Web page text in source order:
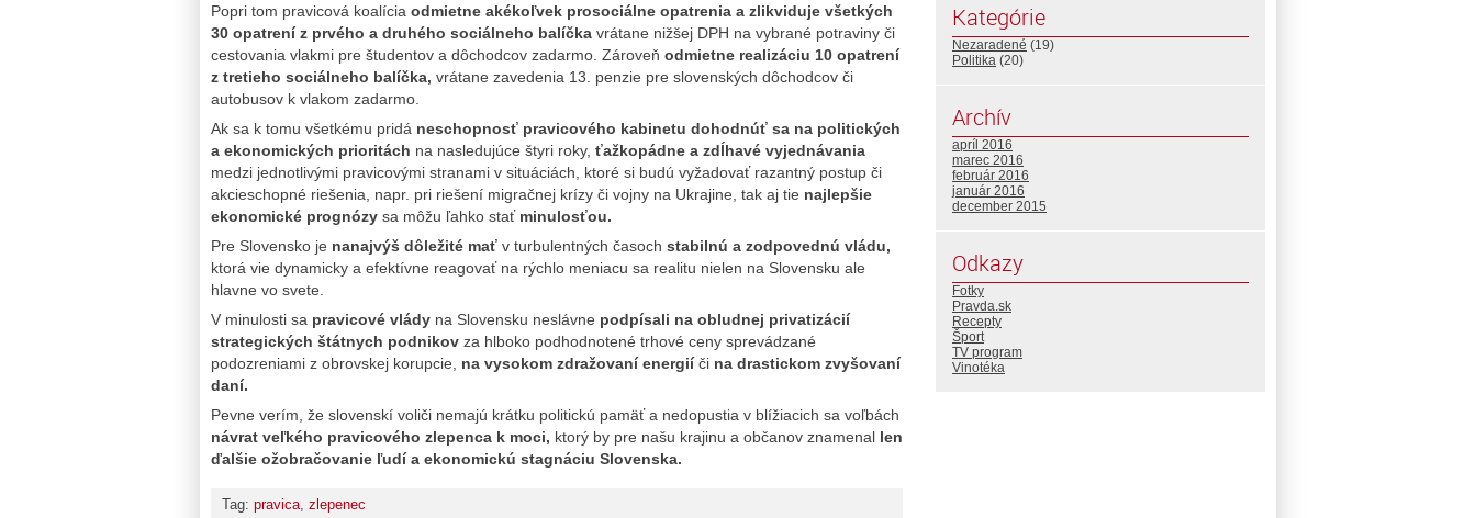
Popri tom pravicová koalícia odmietne akékoľvek prosociálne opatrenia a zlikviduje všetkých
30 opatrení z prvého a druhého sociálneho balíčka vrátane nižšej DPH na vybrané potraviny či
cestovania vlakmi pre študentov a dôchodcov zadarmo. Zároveň odmietne realizáciu 10 opatrení
z tretieho sociálneho balíčka, vrátane zavedenia 13. penzie pre slovenských dôchodcov či
autobusov k vlakom zadarmo.
Ak sa k tomu všetkému pridá neschopnosť pravicového kabinetu dohodnúť sa na politických
a ekonomických prioritách na nasledujúce štyri roky, ťažkopádne a zdĺhavé vyjednávania
medzi jednotlivými pravicovými stranami v situáciách, ktoré si budú vyžadovať razantný postup či
akcieschopné riešenia, napr. pri riešení migračnej krízy či vojny na Ukrajine, tak aj tie najlepšie
ekonomické prognózy sa môžu ľahko stať minulosťou.
Pre Slovensko je nanajvýš dôležité mať v turbulentných časoch stabilnú a zodpovednú vládu,
ktorá vie dynamicky a efektívne reagovať na rýchlo meniacu sa realitu nielen na Slovensku ale
hlavne vo svete.
V minulosti sa pravicové vlády na Slovensku neslávne podpísali na obludnej privatizácií
strategických štátnych podnikov za hlboko podhodnotené trhové ceny sprevádzané
podozreniami z obrovskej korupcie, na vysokom zdražovaní energiíči na drastickom zvyšovaní
daní.
Pevne verím, že slovenskí voliči nemajú krátku politickú pamäť a nedopustia v blížiacich sa voľbách
návrat veľkého pravicového zlepenca k moci, ktorý by pre našu krajinu a občanov znamenal len
ďalšie ožobračovanie ľudí a ekonomickú stagnáciu Slovenska.
Tag: pravica, zlepenec
Kategórie
Nezaradené (19)
Politika (20)
Archív
apríl 2016
marec 2016
február 2016
január 2016
december 2015
Odkazy
Fotky
Pravda.sk
Recepty
Šport
TV program
Vinotéka